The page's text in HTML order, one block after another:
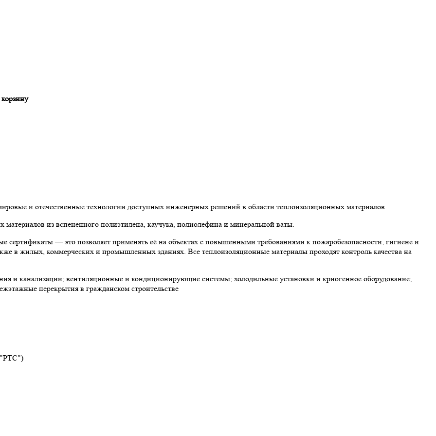
и отечественные технологии доступных инженерных решений в области теплоизоляционных материалов.
из вспененного полиэтилена, каучука, полиолефина и минеральной ваты.
— это позволяет применять её на объектах с повышенными требованиями к пожаробезопасности, гигиене и
в жилых, коммерческих и промышленных зданиях. Все теплоизоляционные материалы проходят контроль качества на
и канализации; вентиляционные и кондиционирующие системы; холодильные установки и криогенное оборудование;
перекрытия в гражданском строительстве
"РТС")